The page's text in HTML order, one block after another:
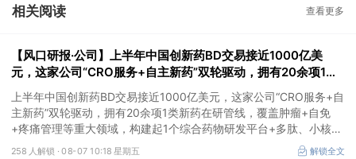
相关阅读 查看更多
【风口研报·公司】上半年中国创新药BD交易接近1000亿美
元，这家公司“CRO服务+自主新药”双轮驱动，拥有20余项1类
新药在研管线，覆盖肿瘤+自免+疼痛管理等重大领域
上半年中国创新药BD交易接近1000亿美元，这家公司“CRO服务+自
主新药”双轮驱动，拥有20余项1类新药在研管线，覆盖肿瘤+自免
+疼痛管理等重大领域，构建起1个综合药物研发平台+多肽、小核
酸、CGT、小分子4个创新技术平台，创新转型成果正逐步兑现。
258 人解锁 ·08-07 10:18 星期五 解锁全文